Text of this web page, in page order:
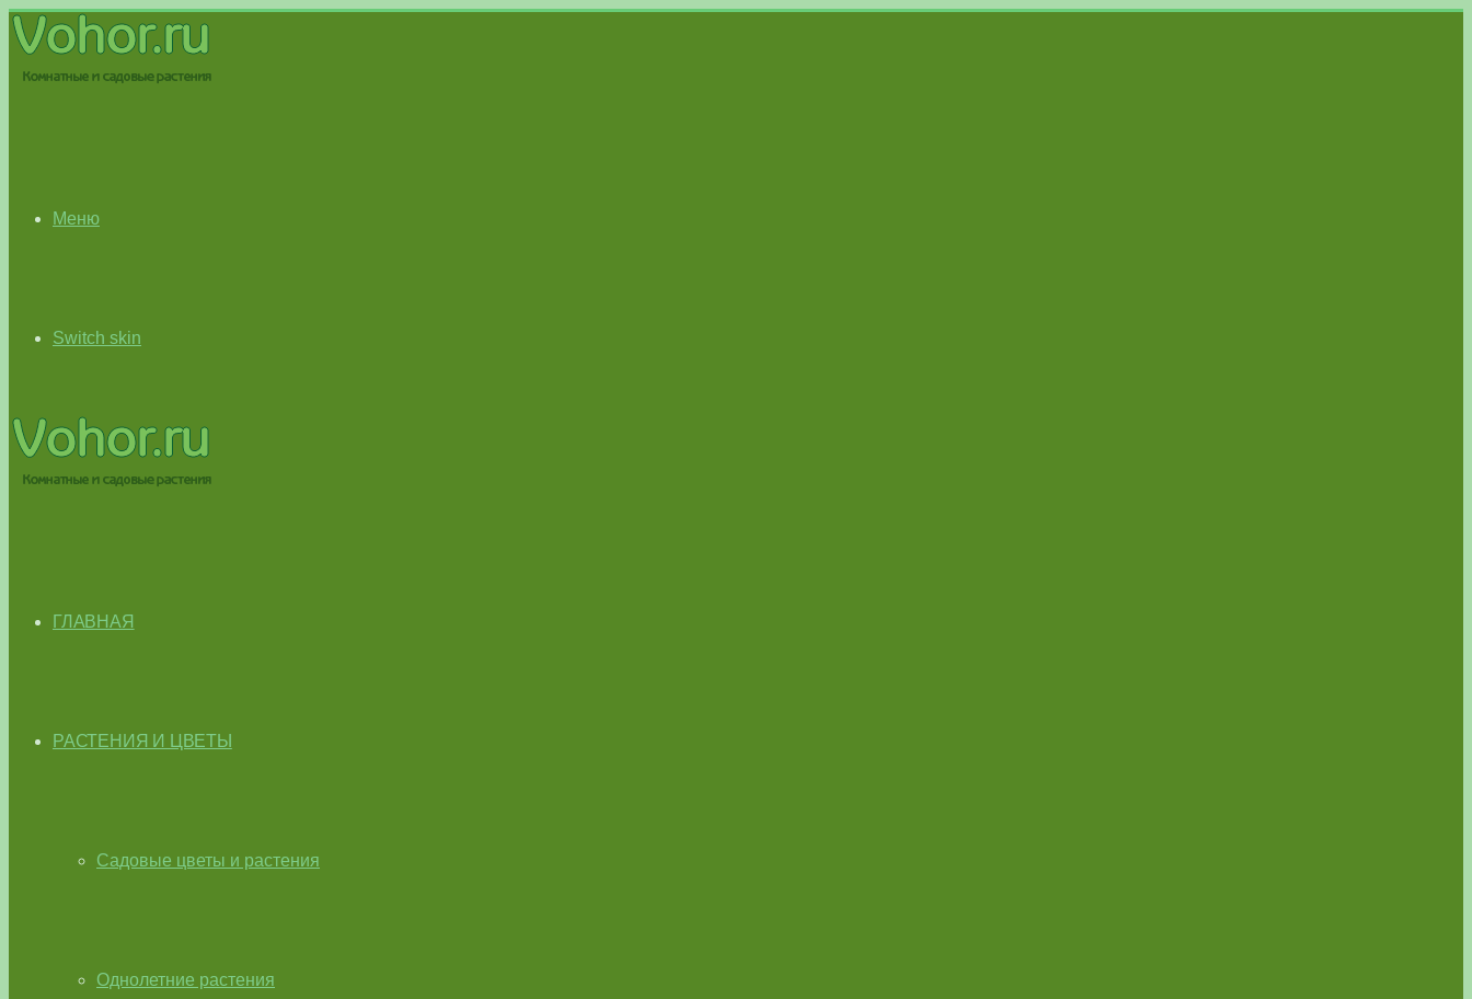
Меню
Switch skin
ГЛАВНАЯ
РАСТЕНИЯ И ЦВЕТЫ
Садовые цветы и растения
Однолетние растения